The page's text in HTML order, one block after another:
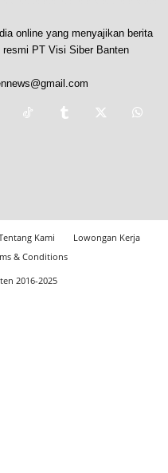
online yang menyajikan berita
resmi PT Visi Siber Banten
Kami
Lowongan Kerja
& Conditions
2016-2025